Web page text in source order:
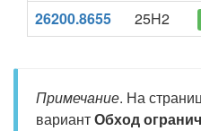
26200.8655
25H2
Примечание. На
вариантОбход